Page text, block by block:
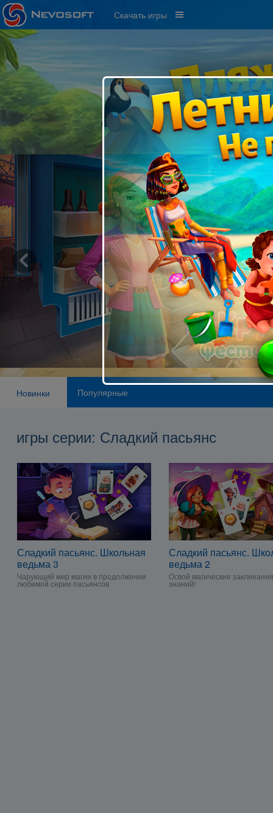
Скачать игры
Новинки Популярные
игры серии: Сладкий пасьянс
Сладкий пасьянс. Школьная
ведьма 3
Чарующий мир магии в продолжении
любимой серии пасьянсов
Сладкий пасьянс.
ведьма 2
Освой магические
знаний!